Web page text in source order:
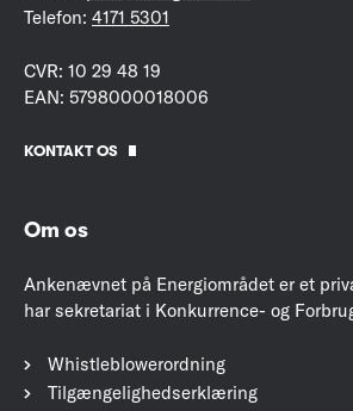
Telefon: 4171 5301
CVR: 10 29 48 19
EAN: 5798000018006
KONTAKT OS
Om os
Ankenævnet på Energiområdet er et
har sekretariat i Konkurrence- og
Whistleblowerordning
Tilgængelighedserklæring